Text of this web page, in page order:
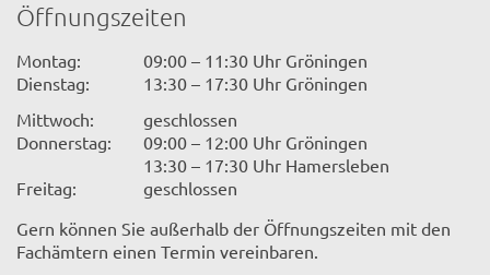
Öffnungszeiten
Montag:
09:00 – 11:30 Uhr Gröningen
Dienstag:
13:30 – 17:30 Uhr Gröningen
Mittwoch:
geschlossen
Donnerstag:
09:00 – 12:00 Uhr Gröningen
13:30 – 17:30 Uhr Hamersleben
Freitag:
geschlossen
Gern können Sie außerhalb der Öffnungszeiten mit den
Fachämtern einen Termin vereinbaren.